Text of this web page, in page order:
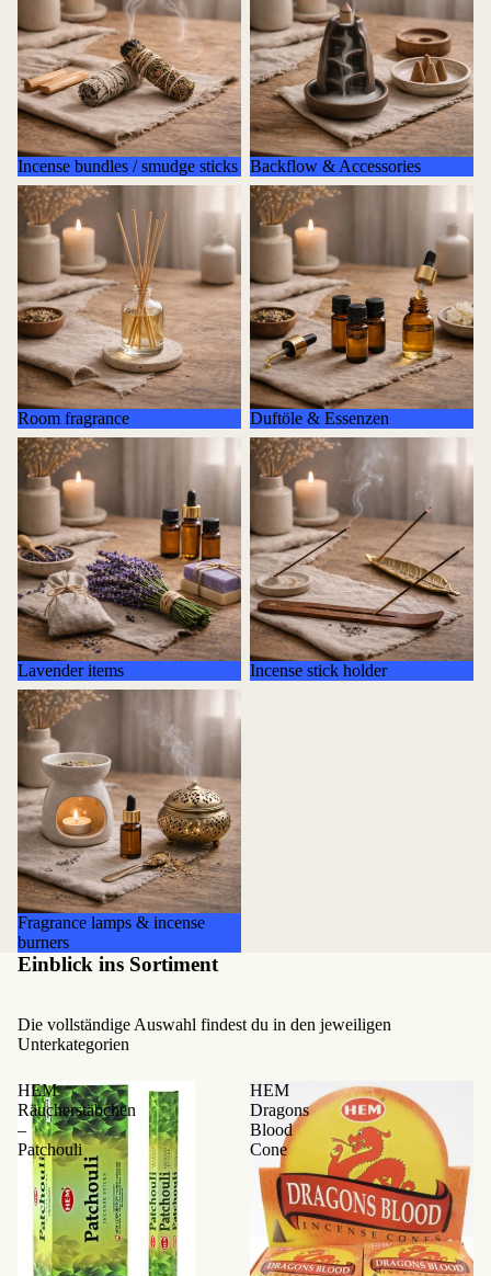
Incense bundles / smudge sticks
Backflow & Accessories
Room fragrance
Room fragrance
Duftöle & Essenzen
Duftöle & Essenzen
Lavender items
Lavender items
Incense stick holder
Incense stick holder
Fragrance lamps & incense
burners
Fragrance lamps & incense
burners
Einblick ins Sortiment
Die vollständige Auswahl findest du in den jeweiligen
Unterkategorien
HEM
Räucherstäbchen
–
Patchouli
HEM
Dragons
Blood
Cone